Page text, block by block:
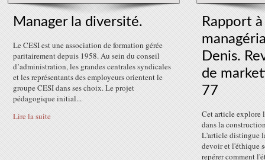
Manager la diversité.
Le CESI est une association de formation gérée
paritairement depuis 1958. Au sein du conseil
d’administration, les grandes centrales syndicales
et les représentants des employeurs orientent le
groupe CESI dans ses choix. Le projet
pédagogique initial...
Lire la suite
Rapport
Denis.
de
77
Cet article explore
dans la
L'article distingue
devoir et l'éthique
repérer comment